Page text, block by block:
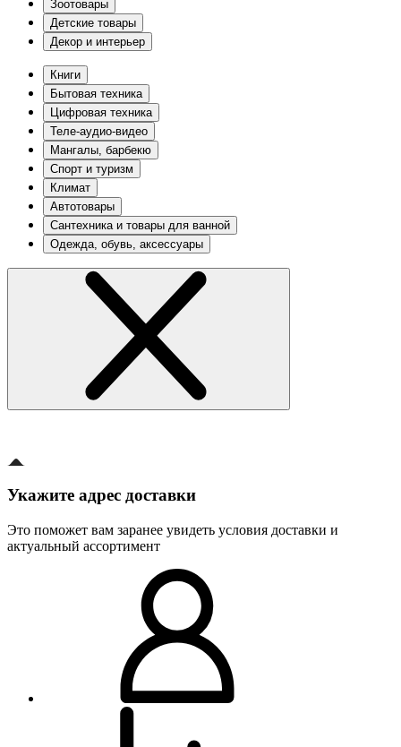
Зоотовары
Детские товары
Декор и интерьер
Книги
Бытовая техника
Цифровая техника
Теле-аудио-видео
Мангалы, барбекю
Спорт и туризм
Климат
Автотовары
Сантехника и товары для ванной
Одежда, обувь, аксессуары
Укажите адрес доставки
Это поможет вам заранее увидеть условия доставки и
актуальный ассортимент